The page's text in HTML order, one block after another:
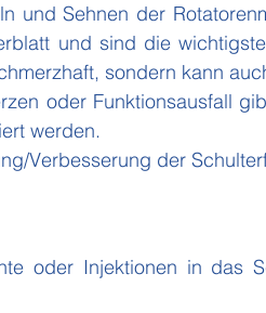
und Sehnen der
und sind die
sondern kann
oder Funktionsausfall
werden.
Verbesserung der
oder Injektionen in das